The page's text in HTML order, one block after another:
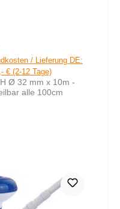
/ Lieferung DE:
€ (2-12 Tage)
Ø 32 mm x 10m -
alle 100cm